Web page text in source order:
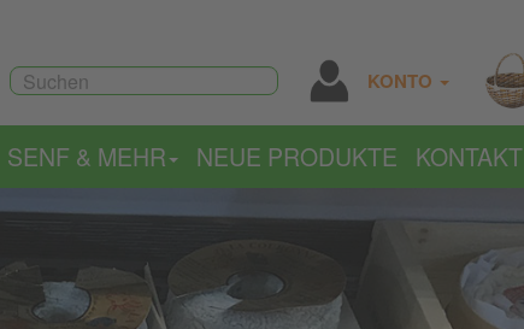
KONTO
SENF & MEHR NEUE PRODUKTE KONTAKT